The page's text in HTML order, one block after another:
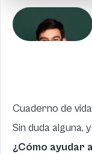
Cuaderno de
Sin duda alguna,
¿Cómo ayudar